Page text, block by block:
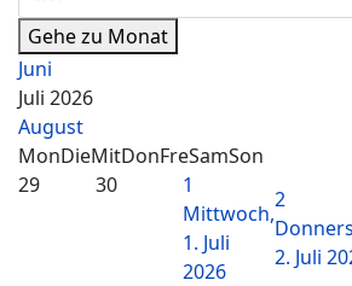
Gehe zu Monat
Juni
Juli 2026
August
MonDieMitDonFreSamSon
29
30
1
Mittwoch,
1. Juli
2026
2
2. Juli